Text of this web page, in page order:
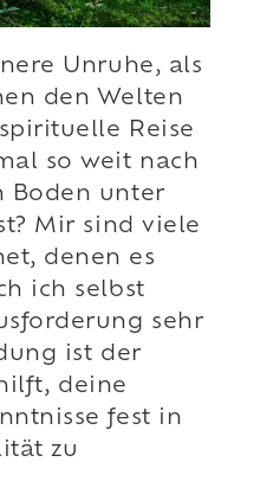
Unruhe, als
den Welten
Reise
so weit nach
Boden unter
Mir sind viele
denen es
ich selbst
sehr
ist der
deine
fest in
zu